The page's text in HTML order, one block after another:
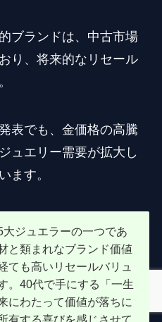
ブランドは、中古市場
り、将来的なリセール
表でも、金価格の高騰
ュエリー需要が拡大し
ます。
ジュエラーの一つであ
と類まれなブランド価値
ても高いリセールバリュ
。40代で手にする「一生
にわたって価値が落ちに
有する喜びを感じさせて